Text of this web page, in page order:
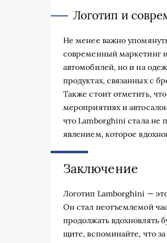
Логотип и
Не менее важно
современный маркетинг и
автомобилей, но и на
продуктах, связанных с
Также стоит отметить,
мероприятиях и
что Lamborghini стала не
явлением, которое
Заключение
Логотип Lamborghini —
Он стал неотъемлемой
продолжать вдохновлять
щите, вспоминайте, что